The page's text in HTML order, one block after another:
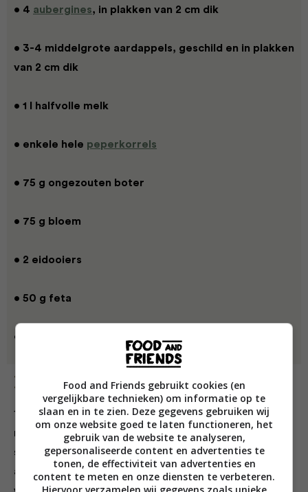
• 4 aubergines, in plakken van 2 cm dik
• 3-4 middelgrote aardappels, geschild en in plakken
van 2 cm dik
• 1 l halfvolle melk
• enkele hele peperkorrels
• 75 g ongezouten boter
• 75 g bloem
• 2 eidooiers
• 50 g feta
• 50 g pecorino
Bereiding
1 Verhit een scheut olie in een grote pan op
middelhoog vuur. Voeg de knoflook, ui, rozemarijn,
salie en 1 theelepel gedroogde oregano toe en laat
alles vervolgens in 10 minuten zacht, maar niet bruin
Food and Friends gebruikt cookies (en
vergelijkbare technieken) om informatie op te
slaan en in te zien. Deze gegevens gebruiken wij
om onze website goed te laten functioneren, het
gebruik van de website te analyseren,
gepersonaliseerde content en advertenties te
tonen, de effectiviteit van advertenties en
content te meten en onze diensten te verbeteren.